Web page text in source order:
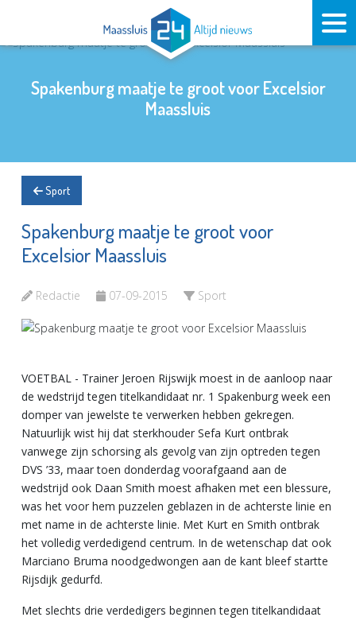
Spakenburg maatje te groot voor Excelsior
Maassluis
Sport
Spakenburg maatje te groot voor
Excelsior Maassluis
Redactie 07-09-2015 Sport
VOETBAL - Trainer Jeroen Rijswijk moest in de aanloop naar
de wedstrijd tegen titelkandidaat nr. 1 Spakenburg week een
domper van jewelste te verwerken hebben gekregen.
Natuurlijk wist hij dat sterkhouder Sefa Kurt ontbrak
vanwege zijn schorsing als gevolg van zijn optreden tegen
DVS ’33, maar toen donderdag voorafgaand aan de
wedstrijd ook Daan Smith moest afhaken met een blessure,
was het voor hem puzzelen geblazen in de achterste linie en
met name in de achterste linie. Met Kurt en Smith ontbrak
het volledig verdedigend centrum. In de wetenschap dat ook
Marciano Bruma noodgedwongen aan de kant bleef startte
Rijsdijk gedurfd.
Met slechts drie verdedigers beginnen tegen titelkandidaat